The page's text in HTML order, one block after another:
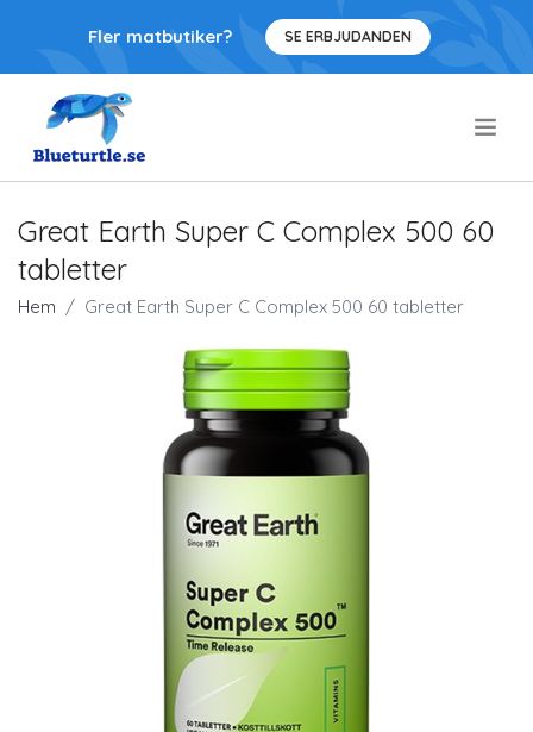
Fler matbutiker? SE ERBJUDANDEN
Great Earth Super C Complex 500 60
tabletter
Hem Great Earth Super C Complex 500 60 tabletter